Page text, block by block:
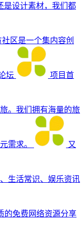
是设计素材，我们都
区是一个集内容创
坛 项目首
。我们拥有海量的旅
需求。 又
生活常识、娱乐资讯
的免费网络资源分享